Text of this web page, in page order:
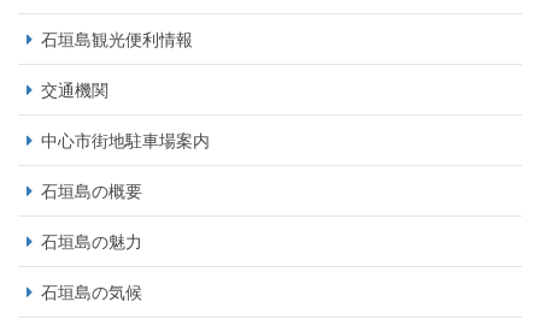
石垣島観光便利情報
交通機関
中心市街地駐車場案内
石垣島の概要
石垣島の魅力
石垣島の気候